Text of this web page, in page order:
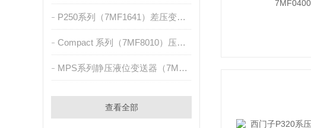
P250系列（7MF1641）差压变送器
Compact 系列（7MF8010）压力/绝压测量
MPS系列静压液位变送器（7MF1570）
查看全部